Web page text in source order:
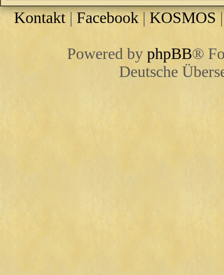
Kontakt | Facebook| KOSMOS
Powered by phpBB®
Deutsche